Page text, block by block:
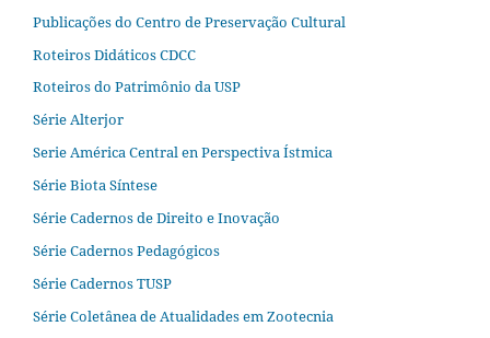
Publicações do Centro de Preservação Cultural
Roteiros Didáticos CDCC
Roteiros do Patrimônio da USP
Série Alterjor
Serie América Central en Perspectiva Ístmica
Série Biota Síntese
Série Cadernos de Direito e Inovação
Série Cadernos Pedagógicos
Série Cadernos TUSP
Série Coletânea de Atualidades em Zootecnia